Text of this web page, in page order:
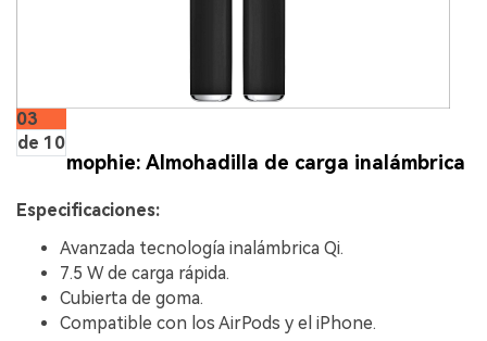
03
de 10
mophie: Almohadilla de carga inalámbrica
Especificaciones:
Avanzada tecnología inalámbrica Qi.
7.5 W de carga rápida.
Cubierta de goma.
Compatible con los AirPods y el iPhone.